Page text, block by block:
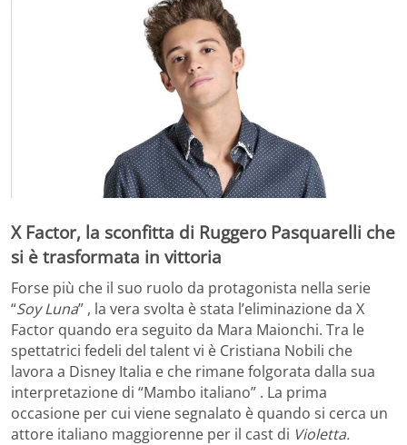
X Factor, la sconfitta di Ruggero Pasquarelli che
si è trasformata in vittoria
Forse più che il suo ruolo da protagonista nella serie
“Soy Luna” , la vera svolta è stata l’eliminazione da X
Factor quando era seguito da Mara Maionchi. Tra le
spettatrici fedeli del talent vi è Cristiana Nobili che
lavora a Disney Italia e che rimane folgorata dalla sua
interpretazione di “Mambo italiano” . La prima
occasione per cui viene segnalato è quando si cerca un
attore italiano maggiorenne per il cast di Violetta.